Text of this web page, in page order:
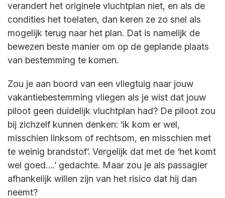
verandert het originele vluchtplan niet, en als de
condities het toelaten, dan keren ze zo snel als
mogelijk terug naar het plan. Dat is namelijk de
bewezen beste manier om op de geplande plaats
van bestemming te komen.
Zou je aan boord van een vliegtuig naar jouw
vakantiebestemming vliegen als je wist dat jouw
piloot geen duidelijk vluchtplan had? De piloot zou
bij zichzelf kunnen denken: ‘ik kom er wel,
misschien linksom of rechtsom, en misschien met
te weinig brandstof’. Vergelijk dat met de ‘het komt
wel goed….’ gedachte. Maar zou je als passagier
afhankelijk willen zijn van het risico dat hij dan
neemt?